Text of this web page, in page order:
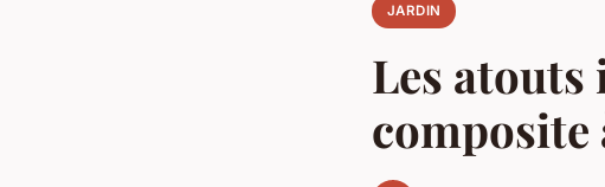
JARDIN
Les
composite